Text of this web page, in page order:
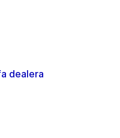
dealera